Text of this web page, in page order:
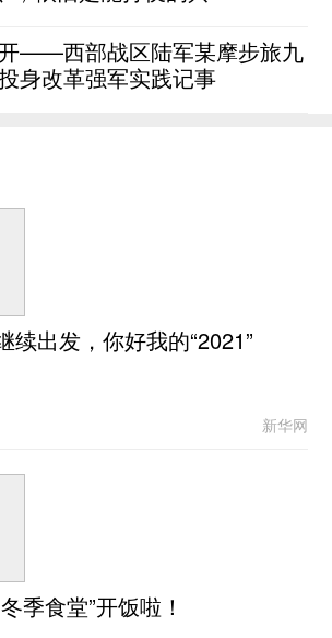
——西部战区陆军某摩步旅九
身改革强军实践记事
续出发，你好我的“2021”
新华网
季食堂”开饭啦！